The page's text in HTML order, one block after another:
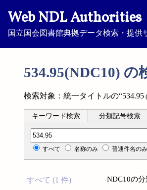
Web NDL Authorities
国立国会図書館典拠データ検索・提供
534.95(NDC10) の
検索対象：統一タイトルの“534.95
キーワード検索 分類記号検索
分類記号検索
すべて 名称のみ 普通件名のみ
すべて (1 件)
NDC10の